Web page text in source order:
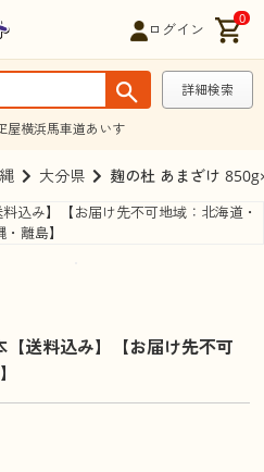
ログイン
0
詳細検索
屋横浜馬車道あいす
大分県 麹の杜 あまざけ
送料込み】【お届け先不可